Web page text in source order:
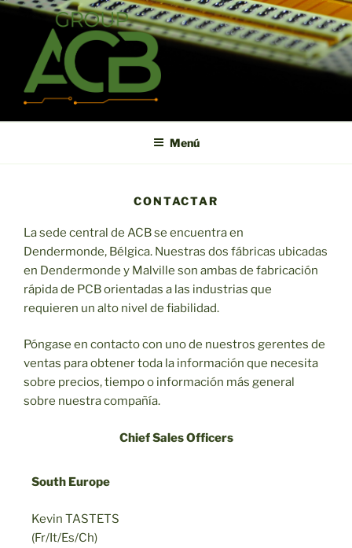
Saltar
contenido
ACB
Menú
CONTACTAR
La sede central de ACB se encuentra en
Dendermonde, Bélgica. Nuestras dos fábricas ubicadas
en Dendermonde y Malville son ambas de fabricación
rápida de PCB orientadas a las industrias que
requieren un alto nivel de fiabilidad.
Póngase en contacto con uno de nuestros gerentes de
ventas para obtener toda la información que necesita
sobre precios, tiempo o información más general
sobre nuestra compañía.
Chief Sales Officers
South Europe
Kevin TASTETS
(Fr/It/Es/Ch)